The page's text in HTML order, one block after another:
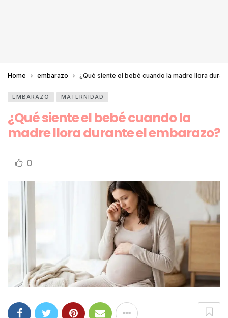
Home embarazo ¿Qué siente el bebé cuando la madre llora
EMBARAZO MATERNIDAD
¿Qué siente el bebé cuando la
madre llora durante el embarazo?
0